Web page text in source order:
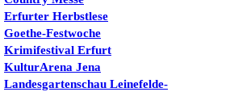
Erfurter Herbstlese
Goethe-Festwoche
Krimifestival Erfurt
KulturArena Jena
Landesgartenschau Leinefelde-